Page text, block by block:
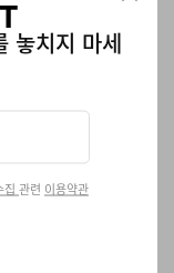
친 비늘 텍스처 위로
한 스니커즈.
놓치지 마세
집 관련 이용약관